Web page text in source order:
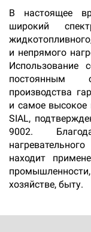
В настоящее
широкий
и непрямого
Использование
постоянным
производства
и самое высокое
SIAL,
9002.
находит
хозяйстве, быту.